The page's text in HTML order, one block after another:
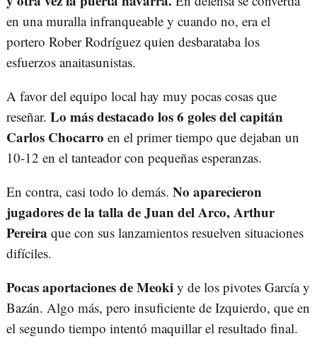
en una muralla infranqueable y cuando no, era el
portero Rober Rodríguez quien desbarataba los
esfuerzos anaitasunistas.
A favor del equipo local hay muy pocas cosas que
reseñar. Lo más destacado los 6 goles del capitán
Carlos Chocarro en el primer tiempo que dejaban un
10-12 en el tanteador con pequeñas esperanzas.
En contra, casi todo lo demás. No aparecieron
jugadores de la talla de Juan del Arco, Arthur
Pereira que con sus lanzamientos resuelven situaciones
difíciles.
Pocas aportaciones de Meoki y de los pivotes García y
Bazán. Algo más, pero insuficiente de Izquierdo, que en
el segundo tiempo intentó maquillar el resultado final.